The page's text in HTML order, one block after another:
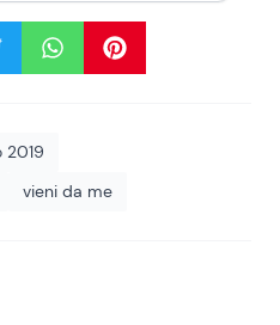
2019
vieni da me